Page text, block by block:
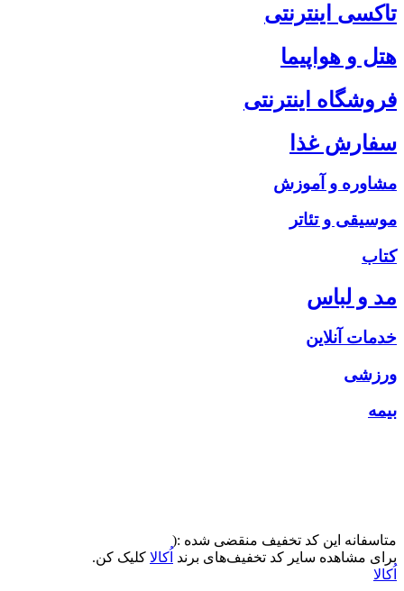
تاکسی اینترنتی
هتل و هواپیما
فروشگاه اینترنتی
سفارش غذا
مشاوره و آموزش
موسیقی و تئاتر
کتاب
مد و لباس
خدمات آنلاین
ورزشی
بیمه
متاسفانه این کد تخفیف منقضی شده :(
برای مشاهده سایر کد تخفیف‌های برند اُکالا کلیک کن.
اُکالا